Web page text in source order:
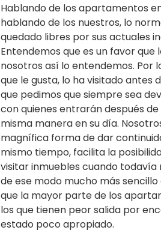
Hablando de los apartamentos
hablando de los nuestros, lo
quedado libres por sus actuales
Entendemos que es un favor que
nosotros así lo entendemos. Por
que le gusta, lo ha visitado antes
que pedimos que siempre sea
con quienes entrarán después
misma manera en su día.
magnífica forma de dar
mismo tiempo, facilita la
visitar inmuebles cuando todavía
de ese modo mucho más
que la mayor parte de los
los que tienen peor salida por
estado poco apropiado.